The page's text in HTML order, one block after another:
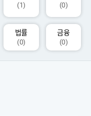
(1)
(0)
법률
(0)
금융
(0)